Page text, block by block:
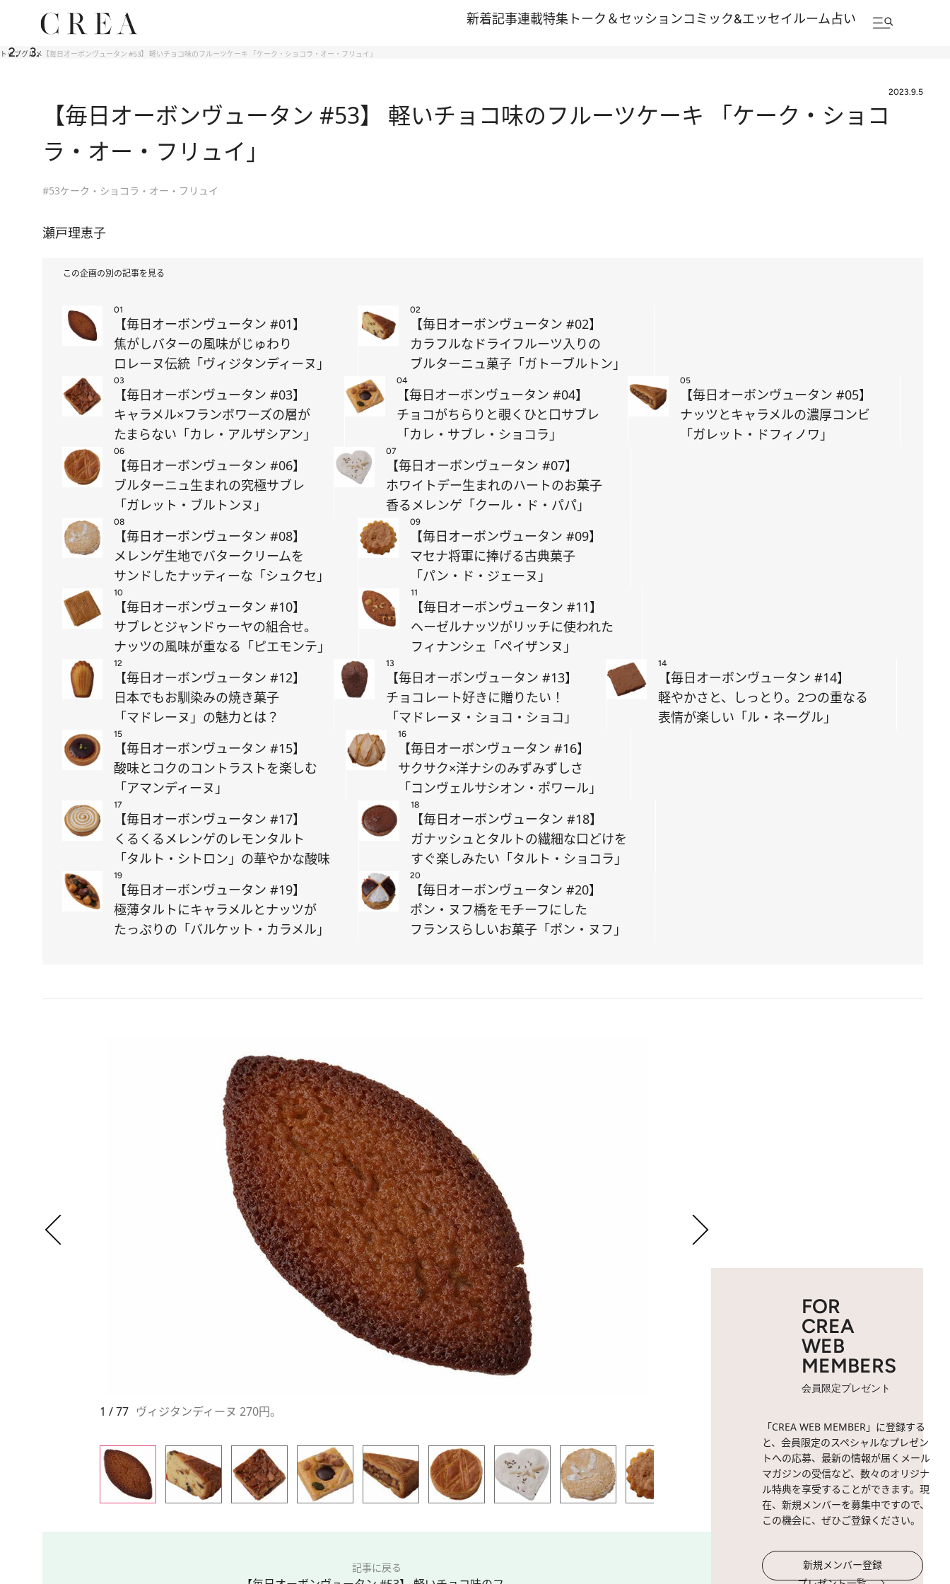
新着記事連載特集 トーク＆セッションコミック&エッセイルーム占い
トップグルメ 【毎日オーボンヴュータン #53】 軽いチョコ味のフルーツケーキ 「ケーク・ショコラ・オー・フリュイ」
2023.9.5
【毎日オーボンヴュータン #53】 軽いチョコ味のフルーツケーキ 「ケーク・ショコ
ラ・オー・フリュイ」
#53ケーク・ショコラ・オー・フリュイ
瀬戸理恵子
この企画の別の記事を見る
01
【毎日オーボンヴュータン #01】
焦がしバターの風味がじゅわり
ロレーヌ伝統「ヴィジタンディーヌ」
02
【毎日オーボンヴュータン #02】
カラフルなドライフルーツ入りの
ブルターニュ菓子「ガトーブルトン」
03
【毎日オーボンヴュータン #03】
キャラメル×フランボワーズの層が
たまらない「カレ・アルザシアン」
04
【毎日オーボンヴュータン #04】
チョコがちらりと覗くひと口サブレ
「カレ・サブレ・ショコラ」
05
【毎日オーボンヴュータン #05】
ナッツとキャラメルの濃厚コンビ
「ガレット・ドフィノワ」
06
【毎日オーボンヴュータン #06】
ブルターニュ生まれの究極サブレ
「ガレット・ブルトンヌ」
07
【毎日オーボンヴュータン #07】
ホワイトデー生まれのハートのお菓子
香るメレンゲ「クール・ド・パパ」
08
【毎日オーボンヴュータン #08】
メレンゲ生地でバタークリームを
サンドしたナッティーな「シュクセ」
09
【毎日オーボンヴュータン #09】
マセナ将軍に捧げる古典菓子
「パン・ド・ジェーヌ」
10
【毎日オーボンヴュータン #10】
サブレとジャンドゥーヤの組合せ。
ナッツの風味が重なる「ピエモンテ」
11
【毎日オーボンヴュータン #11】
ヘーゼルナッツがリッチに使われた
フィナンシェ「ペイザンヌ」
12
【毎日オーボンヴュータン #12】
日本でもお馴染みの焼き菓子
「マドレーヌ」の魅力とは？
13
【毎日オーボンヴュータン #13】
チョコレート好きに贈りたい！
「マドレーヌ・ショコ・ショコ」
14
【毎日オーボンヴュータン #14】
軽やかさと、しっとり。2つの重なる
表情が楽しい「ル・ネーグル」
15
【毎日オーボンヴュータン #15】
酸味とコクのコントラストを楽しむ
「アマンディーヌ」
16
【毎日オーボンヴュータン #16】
サクサク×洋ナシのみずみずしさ
「コンヴェルサシオン・ポワール」
17
【毎日オーボンヴュータン #17】
くるくるメレンゲのレモンタルト
「タルト・シトロン」の華やかな酸味
18
【毎日オーボンヴュータン #18】
ガナッシュとタルトの繊細な口どけを
すぐ楽しみたい「タルト・ショコラ」
19
【毎日オーボンヴュータン #19】
極薄タルトにキャラメルとナッツが
たっぷりの「バルケット・カラメル」
20
【毎日オーボンヴュータン #20】
ポン・ヌフ橋をモチーフにした
フランスらしいお菓子「ポン・ヌフ」
1 / 77 ヴィジタンディーヌ 270円。
記事に戻る
FOR
CREA
WEB
MEMBERS
会員限定プレゼント
「CREA WEB MEMBER」に登録する
と、会員限定のスペシャルなプレゼン
トへの応募、最新の情報が届くメール
マガジンの受信など、数々のオリジナ
ル特典を享受することができます。現
在、新規メンバーを募集中ですので、
この機会に、ぜひご登録ください。
新規メンバー登録